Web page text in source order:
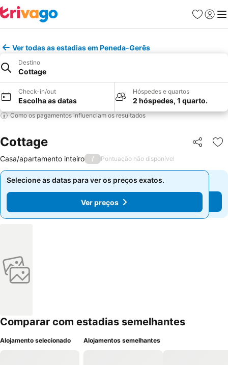
Favoritos
Iniciar
Ver todas as estadias em Peneda-Gerês
Destino
Cottage
Check-in/out
Escolha as datas
Hóspedes e quartos
2 hóspedes, 1 quarto.
Como os pagamentos influenciam os resultados
Cottage Partilhar
Casa/apartamento inteiro / Pontuação não disponível
Selecione as datas para ver os preços exatos.
Ver preços
Selecione as datas para ver os preços exatos.
Ver preços
Comparar com estadias semelhantes
Alojamento selecionado Alojamentos semelhantes